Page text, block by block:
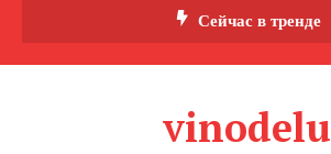
Сейчас в тренде
vinodelu